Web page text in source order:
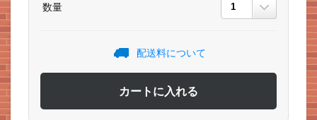
数量
配送料について
カートに入れる